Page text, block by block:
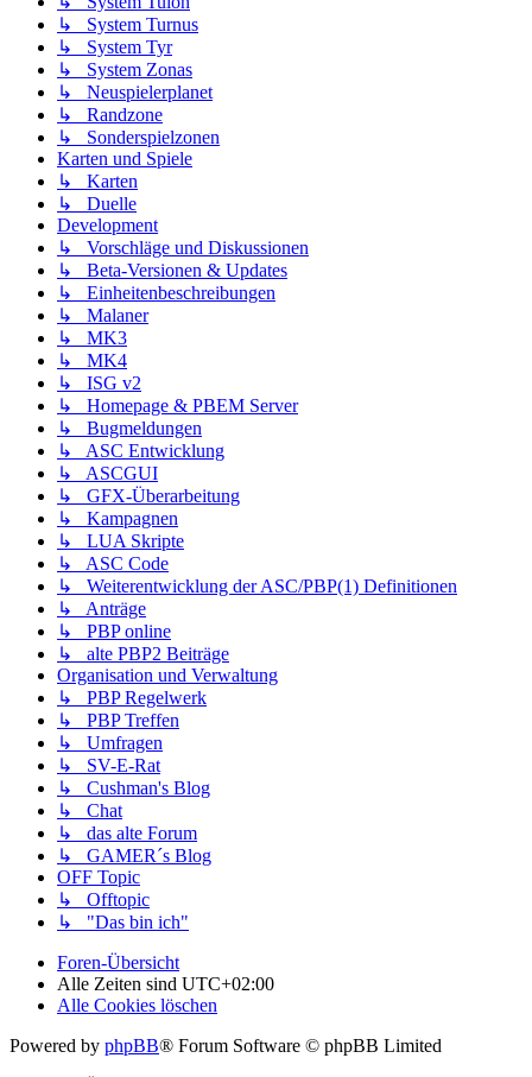
↳ System Turnus
↳ System Tyr
↳ System Zonas
↳ Neuspielerplanet
↳ Randzone
↳ Sonderspielzonen
Karten und Spiele
↳ Karten
↳ Duelle
Development
↳ Vorschläge und Diskussionen
↳ Beta-Versionen & Updates
↳ Einheitenbeschreibungen
↳ Malaner
↳ MK3
↳ MK4
↳ ISG v2
↳ Homepage & PBEM Server
↳ Bugmeldungen
↳ ASC Entwicklung
↳ ASCGUI
↳ GFX-Überarbeitung
↳ Kampagnen
↳ LUA Skripte
↳ ASC Code
↳ Weiterentwicklung der ASC/PBP(1) Definitionen
↳ Anträge
↳ PBP online
↳ alte PBP2 Beiträge
Organisation und Verwaltung
↳ PBP Regelwerk
↳ PBP Treffen
↳ Umfragen
↳ SV-E-Rat
↳ Cushman's Blog
↳ Chat
↳ das alte Forum
↳ GAMER´s Blog
OFF Topic
↳ Offtopic
↳ "Das bin ich"
Foren-Übersicht
Alle Zeiten sind UTC+02:00
Alle Cookies löschen
Powered by phpBB® Forum Software © phpBB Limited